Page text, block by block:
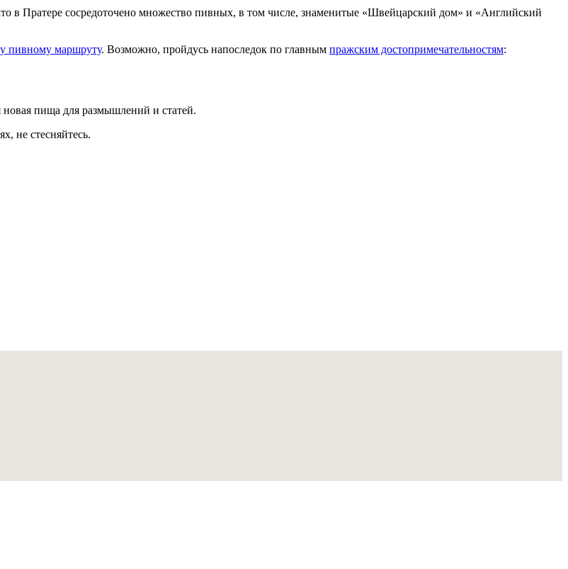
в Пратере сосредоточено множество пивных, в том числе, знаменитые «Швейцарский дом» и «Английский
пивному маршруту. Возможно, пройдусь напоследок по главным пражским достопримечательностям:
новая пища для размышлений и статей.
не стесняйтесь.